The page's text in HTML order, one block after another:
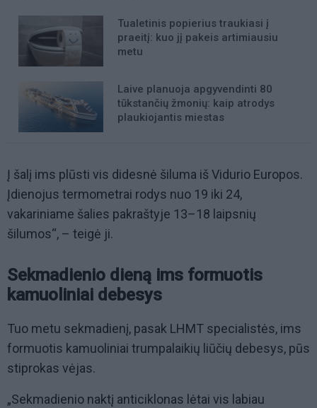
Tualetinis popierius traukiasi į
praeitį: kuo jį pakeis artimiausiu
metu
Laive planuoja apgyvendinti 80
tūkstančių žmonių: kaip atrodys
plaukiojantis miestas
Į šalį ims plūsti vis didesnė šiluma iš Vidurio Europos.
Įdienojus termometrai rodys nuo 19 iki 24,
vakariniame šalies pakraštyje 13–18 laipsnių
šilumos“, – teigė ji.
Sekmadienio dieną ims formuotis
kamuoliniai debesys
Tuo metu sekmadienį, pasak LHMT specialistės, ims
formuotis kamuoliniai trumpalaikių liūčių debesys, pūs
stiprokas vėjas.
„Sekmadienio naktį anticiklonas lėtai vis labiau